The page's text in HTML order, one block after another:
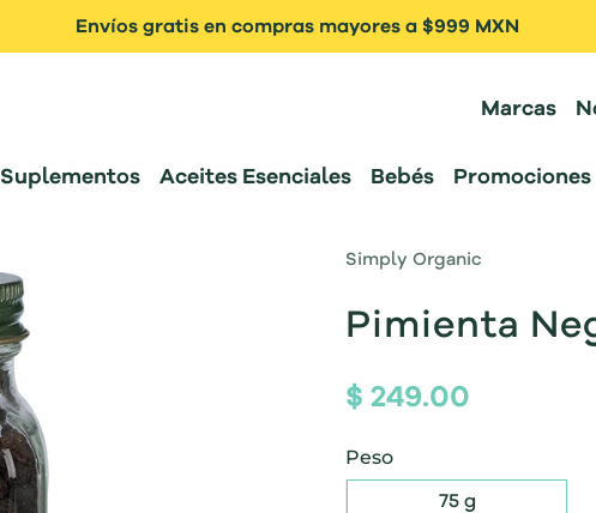
Envíos gratis en compras mayores a $999 MXN
Marcas
Suplementos Aceites Esenciales Bebés Promociones
Simply Organic
Pimienta
$ 249.00
Peso
75 g